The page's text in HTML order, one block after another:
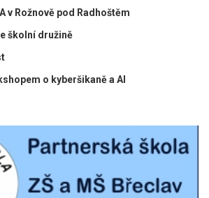
v Rožnově pod Radhoštěm
školní družině
o kyberšikaně a AI